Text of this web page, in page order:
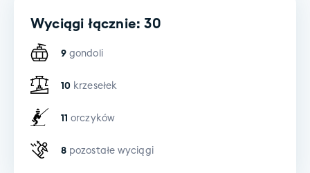
Wyciągi łącznie: 30
9 gondoli
10 krzesełek
11 orczyków
8 pozostałe wyciągi